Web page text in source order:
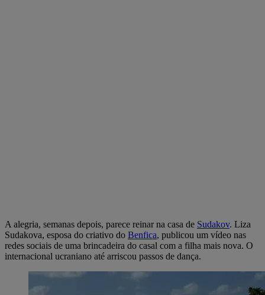
A alegria, semanas depois, parece reinar na casa de Sudakov. Liza
Sudakova, esposa do criativo do Benfica, publicou um vídeo nas
redes sociais de uma brincadeira do casal com a filha mais nova. O
internacional ucraniano até arriscou passos de dança.